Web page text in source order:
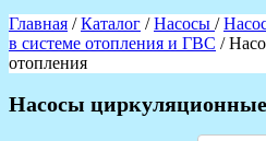
Главная /Каталог /Насосы /
в системе отопления и ГВС /
отопления
Насосы